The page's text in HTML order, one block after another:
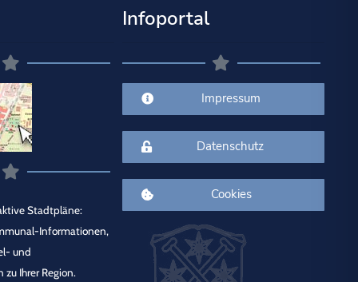
Stadtpläne:
Informationen,
und
Ihrer Region.
Infoportal
Impressum
Datenschutz
Cookies